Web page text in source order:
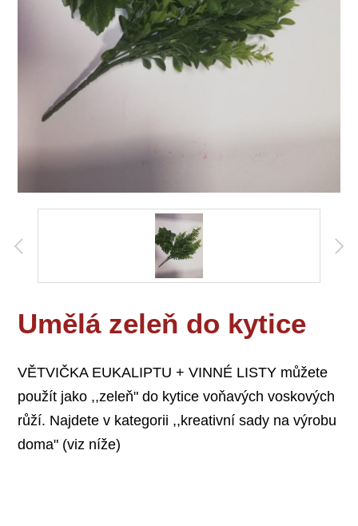
Umělá zeleň do kytice
VĚTVIČKA EUKALIPTU + VINNÉ LISTY můžete
použít jako ,,zeleň" do kytice voňavých voskových
růží. Najdete v kategorii ,,kreativní sady na výrobu
doma" (viz níže)